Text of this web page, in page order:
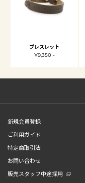
ブレスレット
¥9,350 -
新規会員登録
ご利用ガイド
特定商取引法
お問い合わせ
販売スタッフ中途採用